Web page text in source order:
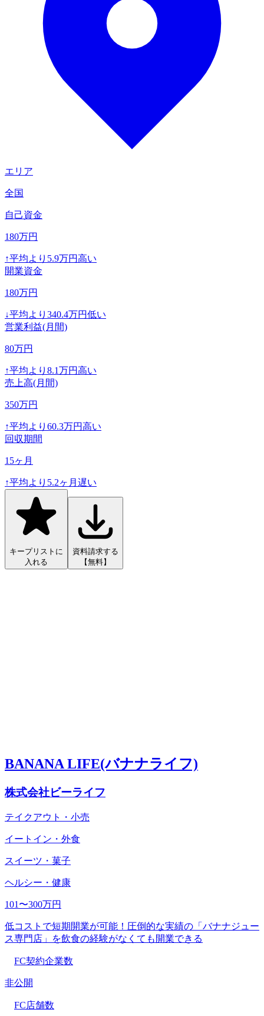
エリア
全国
自己資金
180万円
↑平均より 5.9万円高い
開業資金
180万円
↓平均より 340.4万円低い
営業利益(月間)
80万円
↑平均より 8.1万円高い
売上高(月間)
350万円
↑平均より 60.3万円高い
回収期間
15ヶ月
↑平均より 5.2ヶ月遅い
キープリストに
入れる
資料請求する
【無料】
BANANA LIFE(バナナライフ)
株式会社ビーライフ
テイクアウト・小売
イートイン・外食
スイーツ・菓子
ヘルシー・健康
101〜300万円
低コストで短期開業が可能！圧倒的な実績の「バナナジュー
ス専門店」を飲食の経験がなくても開業できる
FC契約企業数
非公開
FC店舗数